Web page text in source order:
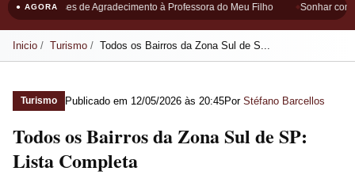
● AGORAFrases de Agradecimento à Professora do Meu Filho Sonhar com
Inicio Turismo Todos os Bairros da Zona Sul de S...
Turismo Publicado em 12/05/2026 às 20:45Por Stéfano Barcellos
Todos os Bairros da Zona Sul de SP:
Lista Completa